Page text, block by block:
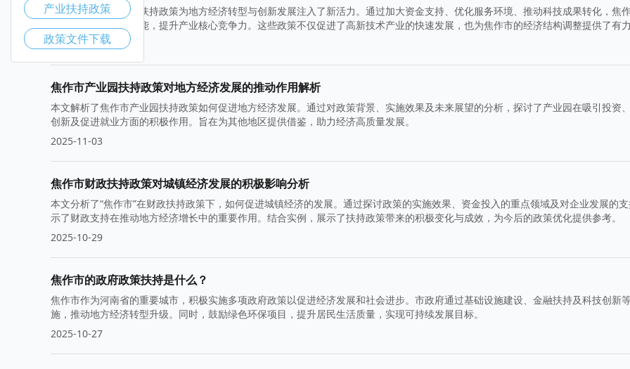
焦作市高新技术企业扶持政策为地方经济转型与创新发展注入了新活力。通过加大资金支持、优化服务环境、推动科技成果转化，焦
力于激发企业创新潜能，提升产业核心竞争力。这些政策不仅促进了高新技术产业的快速发展，也为焦作市的经济结构调整提供了有
障。
2025-11-05
焦作市产业园扶持政策对地方经济发展的推动作用解析
本文解析了焦作市产业园扶持政策如何促进地方经济发展。通过对政策背景、实施效果及未来展望的分析，探讨了产业园在吸引投资
创新及促进就业方面的积极作用。旨在为其他地区提供借鉴，助力经济高质量发展。
2025-11-03
焦作市财政扶持政策对城镇经济发展的积极影响分析
本文分析了“焦作市”在财政扶持政策下，如何促进城镇经济的发展。通过探讨政策的实施效果、资金投入的重点领域及对企业发展的
示了财政支持在推动地方经济增长中的重要作用。结合实例，展示了扶持政策带来的积极变化与成效，为今后的政策优化提供参考。
2025-10-29
焦作市的政府政策扶持是什么？
焦作市作为河南省的重要城市，积极实施多项政府政策以促进经济发展和社会进步。市政府通过基础设施建设、金融扶持及科技创新
施，推动地方经济转型升级。同时，鼓励绿色环保项目，提升居民生活质量，实现可持续发展目标。
2025-10-27
产业扶持政策
政策文件下载